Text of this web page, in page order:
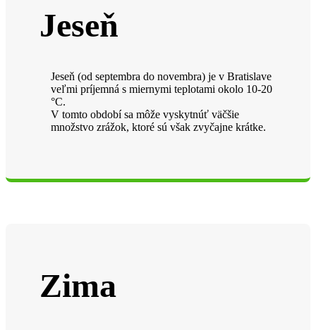
Jeseň
Jeseň (od septembra do novembra) je v Bratislave
veľmi príjemná s miernymi teplotami okolo 10-20
°C.
V tomto období sa môže vyskytnúť väčšie
množstvo zrážok, ktoré sú však zvyčajne krátke.
Zima